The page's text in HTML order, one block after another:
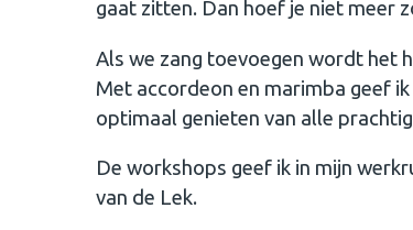
gaat zitten. Dan hoef je niet meer
Als we zang toevoegen wordt het
Met accordeon en marimba geef
optimaal genieten van alle
De workshops geef ik in mijn
van de Lek.